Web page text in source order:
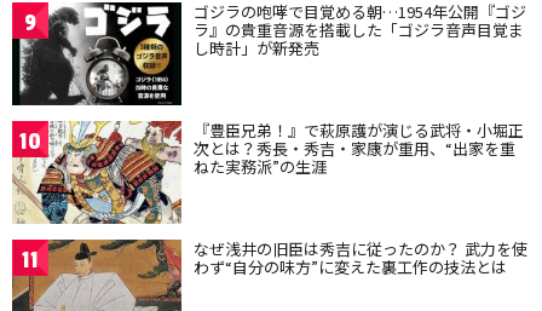
9 ゴジラの咆哮で目覚める朝…1954年公開『ゴジ
ラ』の貴重音源を搭載した「ゴジラ音声目覚ま
し時計」が新発売
10 『豊臣兄弟！』で萩原護が演じる武将・小堀正
次とは？秀長・秀吉・家康が重用、“出家を重
ねた実務派”の生涯
11 なぜ浅井の旧臣は秀吉に従ったのか？ 武力を使
わず“自分の味方”に変えた裏工作の技法とは